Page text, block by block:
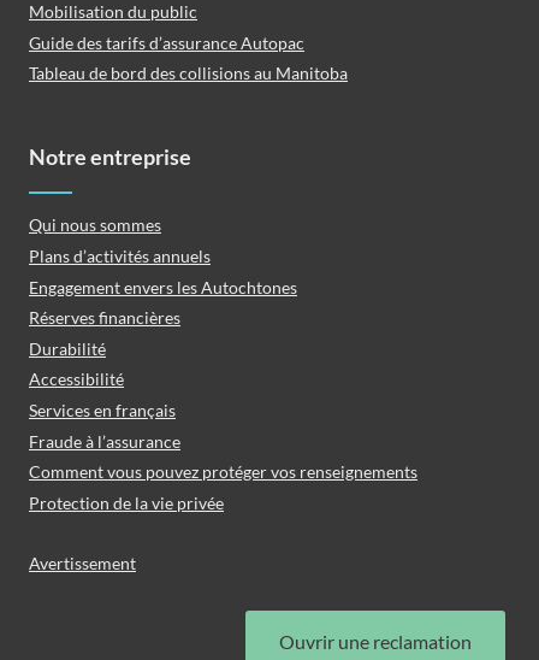
Mobilisation du public
Guide des tarifs d’assurance Autopac
Tableau de bord des collisions au Manitoba
Notre entreprise
Qui nous sommes
Plans d’activités annuels
Engagement envers les Autochtones
Réserves financières
Durabilité
Accessibilité
Services en français
Fraude à l’assurance
Comment vous pouvez protéger vos renseignements
Protection de la vie privée
Avertissement
Ouvrir une reclamation